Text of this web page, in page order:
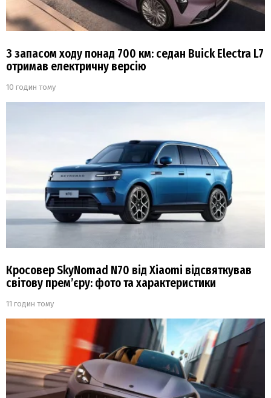
З запасом ходу понад 700 км: седан Buick Electra L7
отримав електричну версію
10 годин тому
Кросовер SkyNomad N70 від Xiaomi відсвяткував
світову прем’єру: фото та характеристики
11 годин тому